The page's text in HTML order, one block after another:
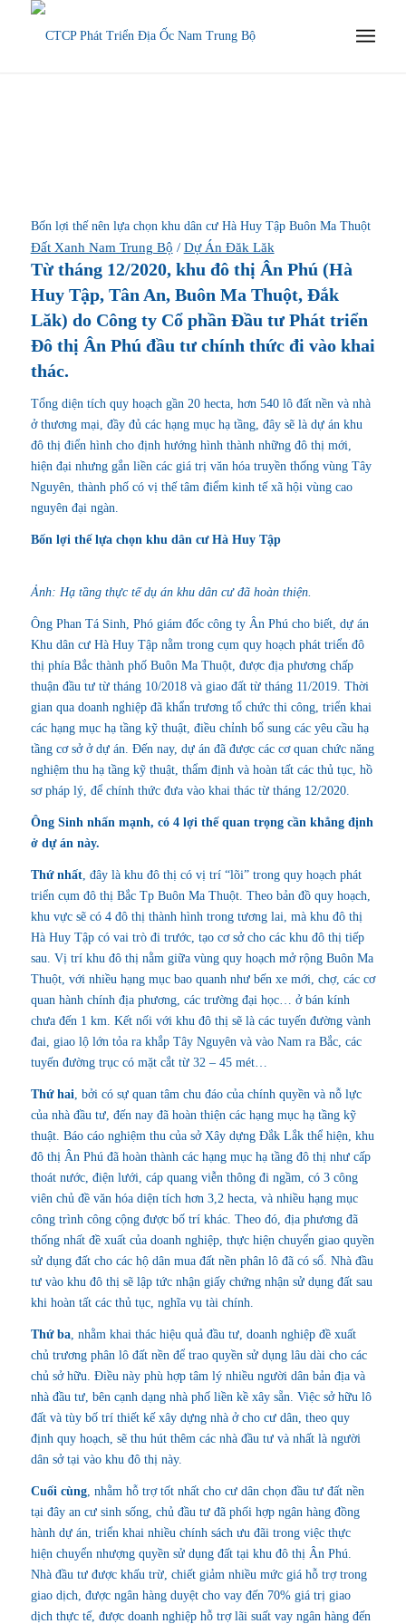
Bốn lợi thế nên lựa chọn khu dân cư Hà Huy Tập Buôn Ma Thuột
Đất Xanh Nam Trung Bộ / Dự Án Đăk Lăk
Từ tháng 12/2020, khu đô thị Ân Phú (Hà
Huy Tập, Tân An, Buôn Ma Thuột, Đắk
Lăk) do Công ty Cổ phần Đầu tư Phát triển
Đô thị Ân Phú đầu tư chính thức đi vào khai
thác.
Tổng diện tích quy hoạch gần 20 hecta, hơn 540 lô đất nền và nhà
ở thương mại, đầy đủ các hạng mục hạ tầng, đây sẽ là dự án khu
đô thị điển hình cho định hướng hình thành những đô thị mới,
hiện đại nhưng gắn liền các giá trị văn hóa truyền thống vùng Tây
Nguyên, thành phố có vị thế tâm điểm kinh tế xã hội vùng cao
nguyên đại ngàn.
Bốn lợi thế lựa chọn khu dân cư Hà Huy Tập
Ảnh: Hạ tầng thực tế dụ án khu dân cư đã hoàn thiện.
Ông Phan Tá Sinh, Phó giám đốc công ty Ân Phú cho biết, dự án
Khu dân cư Hà Huy Tậpnằm trong cụm quy hoạch phát triển đô
thị phía Bắc thành phố Buôn Ma Thuột, được địa phương chấp
thuận đầu tư từ tháng 10/2018 và giao đất từ tháng 11/2019. Thời
gian qua doanh nghiệp đã khẩn trương tổ chức thi công, triển khai
các hạng mục hạ tầng kỹ thuật, điều chỉnh bổ sung các yêu cầu hạ
tầng cơ sở ở dự án. Đến nay, dự án đã được các cơ quan chức năng
nghiệm thu hạ tầng kỹ thuật, thẩm định và hoàn tất các thủ tục, hồ
sơ pháp lý, để chính thức đưa vào khai thác từ tháng 12/2020.
Ông Sinh nhấn mạnh, có 4 lợi thế quan trọng cần khẳng định
ở dự án này.
Thứ nhất, đây là khu đô thị có vị trí “lõi” trong quy hoạch phát
triển cụm đô thị Bắc Tp Buôn Ma Thuột. Theo bản đồ quy hoạch,
khu vực sẽ có 4 đô thị thành hình trong tương lai, mà khu đô thị
Hà Huy Tậpcó vai trò đi trước, tạo cơ sở cho các khu đô thị tiếp
sau. Vị trí khu đô thị nằm giữa vùng quy hoạch mở rộng Buôn Ma
Thuột, với nhiều hạng mục bao quanh như bến xe mới, chợ, các cơ
quan hành chính địa phương, các trường đại học… ở bán kính
chưa đến 1 km. Kết nối với khu đô thị sẽ là các tuyến đường vành
đai, giao lộ lớn tỏa ra khắp Tây Nguyên và vào Nam ra Bắc, các
tuyến đường trục có mặt cắt từ 32 – 45 mét…
Thứ hai , bởi có sự quan tâm chu đáo của chính quyền và nỗ lực
của nhà đầu tư, đến nay đã hoàn thiện các hạng mục hạ tầng kỹ
thuật. Báo cáo nghiệm thu của sở Xây dựng Đắk Lắk thể hiện, khu
đô thị Ân Phú đã hoàn thành các hạng mục hạ tầng đô thị như cấp
thoát nước, điện lưới, cáp quang viễn thông đi ngầm, có 3 công
viên chủ đề văn hóa diện tích hơn 3,2 hecta, và nhiều hạng mục
công trình công cộng được bố trí khác. Theo đó, địa phương đã
thống nhất đề xuất của doanh nghiệp, thực hiện chuyển giao quyền
sử dụng đất cho các hộ dân mua đất nền phân lô đã có sổ. Nhà đầu
tư vào khu đô thị sẽ lập tức nhận giấy chứng nhận sử dụng đất sau
khi hoàn tất các thủ tục, nghĩa vụ tài chính.
Thứ ba, nhằm khai thác hiệu quả đầu tư, doanh nghiệp đề xuất
chủ trương phân lô đất nền để trao quyền sử dụng lâu dài cho các
chủ sở hữu. Điều này phù hợp tâm lý nhiều người dân bản địa và
nhà đầu tư, bên cạnh dạng nhà phố liền kề xây sẵn. Việc sở hữu lô
đất và tùy bố trí thiết kế xây dựng nhà ở cho cư dân, theo quy
định quy hoạch, sẽ thu hút thêm các nhà đầu tư và nhất là người
dân sở tại vào khu đô thị này.
Cuối cùng, nhằm hỗ trợ tốt nhất cho cư dân chọn đầu tư đất nền
tại đây an cư sinh sống, chủ đầu tư đã phối hợp ngân hàng đồng
hành dự án, triển khai nhiều chính sách ưu đãi trong việc thực
hiện chuyển nhượng quyền sử dụng đất tại khu đô thị Ân Phú.
Nhà đầu tư được khấu trừ, chiết giảm nhiều mức giá hỗ trợ trong
giao dịch, được ngân hàng duyệt cho vay đến 70% giá trị giao
dịch thực tế, được doanh nghiệp hỗ trợ lãi suất vay ngân hàng đến